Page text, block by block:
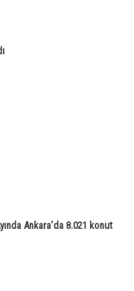
Ankara’da 8.021 konut